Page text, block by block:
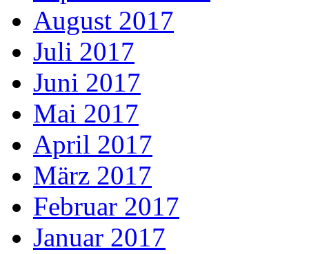
August 2017
Juli 2017
Juni 2017
Mai 2017
April 2017
März 2017
Februar 2017
Januar 2017